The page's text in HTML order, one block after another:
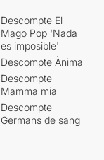
Descompte El
Mago Pop 'Nada
es imposible'
Descompte Ànima
Descompte
Mamma mia
Descompte
Germans de sang